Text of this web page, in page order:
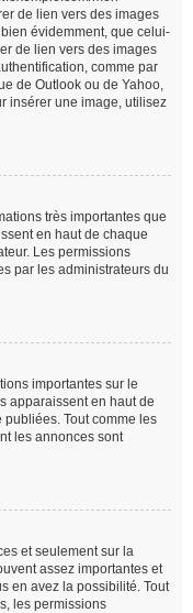
de lien vers des images
évidemment, que celui-
de lien vers des images
comme par
de Outlook ou de Yahoo,
insérer une image, utilisez
très importantes que
en haut de chaque
Les permissions
par les administrateurs du
importantes sur le
apparaissent en haut de
Tout comme les
les annonces sont
et seulement sur la
assez importantes et
en avez la possibilité. Tout
les permissions